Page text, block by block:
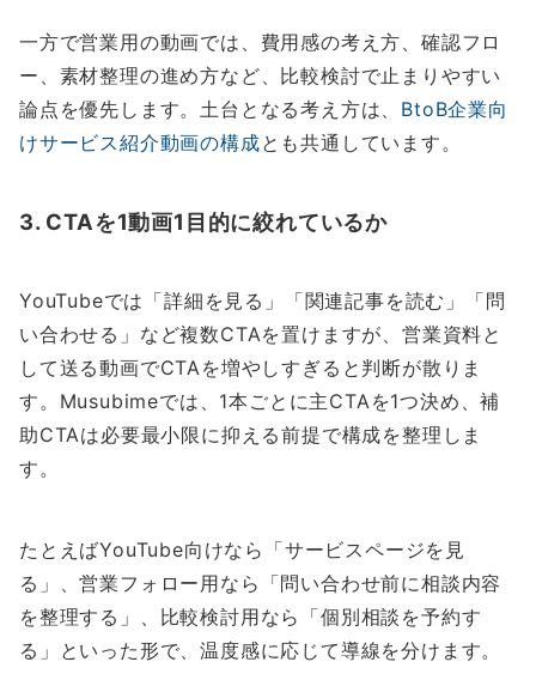
一方で営業用の動画では、費用感の考え方、確認フロ
ー、素材整理の進め方など、比較検討で止まりやすい
論点を優先します。土台となる考え方は、 BtoB企業向
けサービス紹介動画の構成とも共通しています。
3. CTAを1動画1目的に絞れているか
YouTubeでは「詳細を見る」「関連記事を読む」「問
い合わせる」など複数CTAを置けますが、営業資料と
して送る動画でCTAを増やしすぎると判断が散りま
す。Musubimeでは、1本ごとに主CTAを1つ決め、補
助CTAは必要最小限に抑える前提で構成を整理しま
す。
たとえばYouTube向けなら「サービスページを見
る」、営業フォロー用なら「問い合わせ前に相談内容
を整理する」、比較検討用なら「個別相談を予約す
る」といった形で、温度感に応じて導線を分けます。